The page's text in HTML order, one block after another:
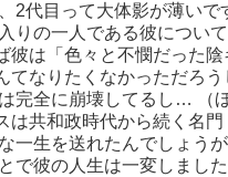
2代目って大体影が薄い
りの一人である彼につい
は「色々と不憫だった
なりたくなかっただろ
完全に崩壊してるし… （
共和政時代から続く名
一生を送れたんでしょう
で彼の人生は一変しまし